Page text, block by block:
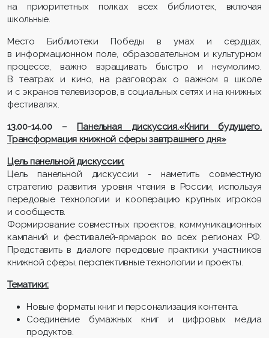
на приоритетных полках всех библиотек, включая
школьные.
Место Библиотеки Победы в умах и сердцах,
в информационном поле, образовательном и культурном
процессе, важно взращивать быстро и неумолимо.
В театрах и кино, на разговорах о важном в школе
и с экранов телевизоров, в социальных сетях и на книжных
фестивалях.
13.00-14.00 – Панельная дискуссия.«Книги будущего.
Трансформация книжной сферы завтрашнего дня»
Цель панельной дискуссии:
Цель панельной дискуссии - наметить совместную
стратегию развития уровня чтения в России, используя
передовые технологии и кооперацию крупных игроков
и сообществ.
Формирование совместных проектов, коммуникационных
кампаний и фестивалей-ярмарок во всех регионах РФ.
Представить в диалоге передовые практики участников
книжной сферы, перспективные технологии и проекты.
Тематики:
Новые форматы книг и персонализация контента.
Соединение бумажных книг и цифровых медиа
продуктов.